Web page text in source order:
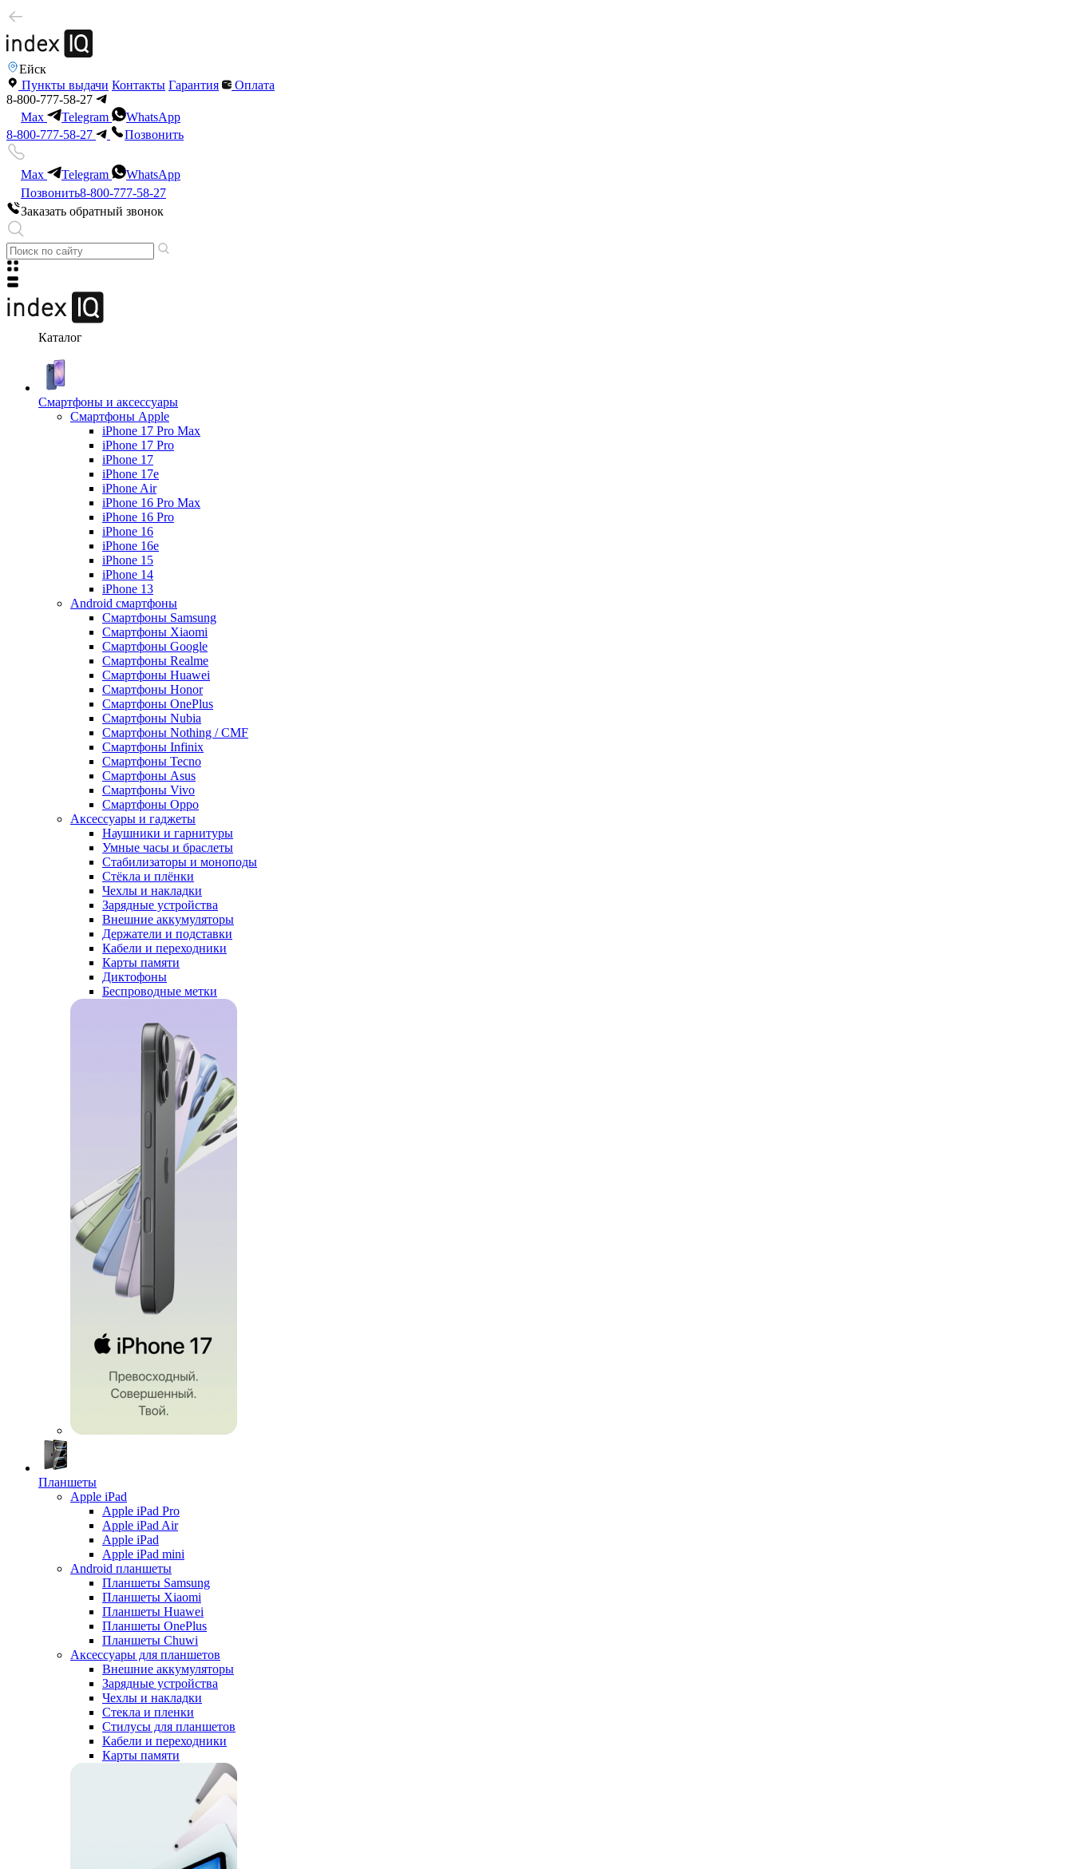
Ейск
Пункты выдачи Контакты Гарантия
Оплата
8-800-777-58-27
Max
Telegram
WhatsApp
8-800-777-58-27
Позвонить
Max Telegram
WhatsApp
Позвонить8-800-777-58-27
Заказать обратный звонок
Каталог
Смартфоны и аксессуары
Смартфоны Apple
iPhone 17 Pro Max
iPhone 17 Pro
iPhone 17
iPhone 17e
iPhone Air
iPhone 16 Pro Max
iPhone 16 Pro
iPhone 16
iPhone 16e
iPhone 15
iPhone 14
iPhone 13
Android cмартфоны
Смартфоны Samsung
Смартфоны Xiaomi
Смартфоны Google
Смартфоны Realme
Смартфоны Huawei
Смартфоны Honor
Смартфоны OnePlus
Смартфоны Nubia
Смартфоны Nothing / CMF
Смартфоны Infinix
Смартфоны Tecno
Смартфоны Asus
Смартфоны Vivo
Смартфоны Oppo
Аксессуары и гаджеты
Наушники и гарнитуры
Умные часы и браслеты
Стабилизаторы и моноподы
Стёкла и плёнки
Чехлы и накладки
Зарядные устройства
Внешние аккумуляторы
Держатели и подставки
Кабели и переходники
Карты памяти
Диктофоны
Беспроводные метки
Планшеты
Apple iPad
Apple iPad Pro
Apple iPad Air
Apple iPad
Apple iPad mini
Android планшеты
Планшеты Samsung
Планшеты Xiaomi
Планшеты Huawei
Планшеты OnePlus
Планшеты Chuwi
Аксессуары для планшетов
Внешние аккумуляторы
Зарядные устройства
Чехлы и накладки
Стекла и пленки
Стилусы для планшетов
Кабели и переходники
Карты памяти